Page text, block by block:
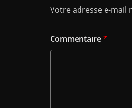
Votre adresse e-mail
Commentaire*